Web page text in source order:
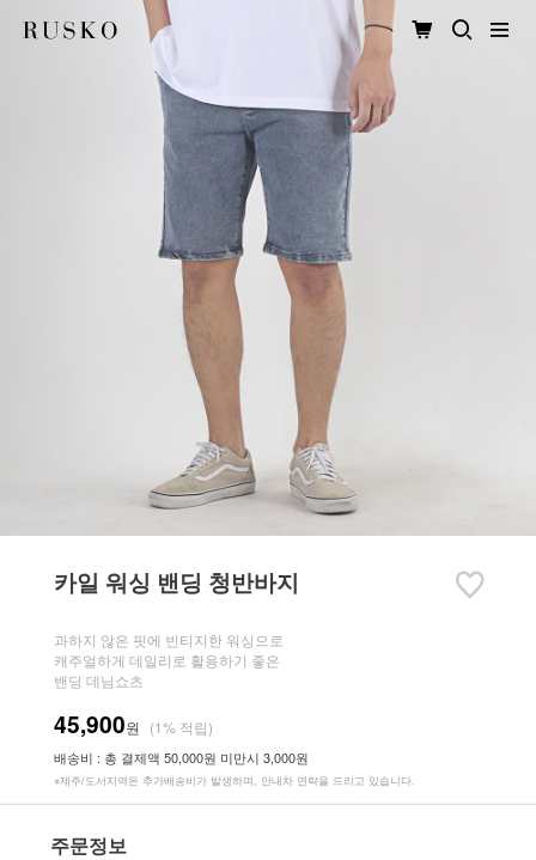
카일 워싱 밴딩 청반바지
과하지 않은 핏에 빈티지한 워싱으로
캐주얼하게 데일리로 활용하기 좋은
밴딩 데님쇼츠
45,900원 (1% 적립)
배송비 : 총 결제액 50,000원 미만시 3,000원
※제주/도서지역은 추가배송비가 발생하며, 안내차 연락을 드리고 있습니다.
주문정보